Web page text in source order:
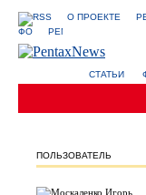
О ПРОЕКТЕ
СТАТЬИ
ПОЛЬЗОВАТЕЛЬ